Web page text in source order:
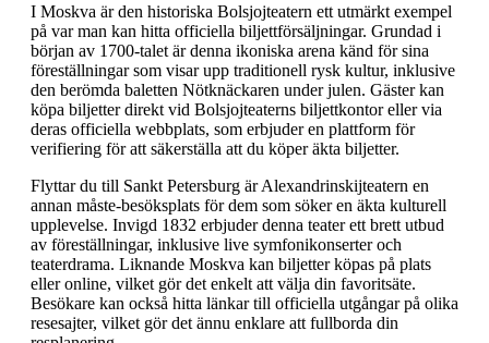
I Moskva är den historiska Bolsjojteatern ett utmärkt exempel
på var man kan hitta officiella biljettförsäljningar. Grundad i
början av 1700-talet är denna ikoniska arena känd för sina
föreställningar som visar upp traditionell rysk kultur, inklusive
den berömda baletten Nötknäckaren under julen. Gäster kan
köpa biljetter direkt vid Bolsjojteaterns biljettkontor eller via
deras officiella webbplats, som erbjuder en plattform för
verifiering för att säkerställa att du köper äkta biljetter.
Flyttar du till Sankt Petersburg är Alexandrinskijteatern en
annan måste-besöksplats för dem som söker en äkta kulturell
upplevelse. Invigd 1832 erbjuder denna teater ett brett utbud
av föreställningar, inklusive live symfonikonserter och
teaterdrama. Liknande Moskva kan biljetter köpas på plats
eller online, vilket gör det enkelt att välja din favoritsäte.
Besökare kan också hitta länkar till officiella utgångar på olika
resesajter, vilket gör det ännu enklare att fullborda din